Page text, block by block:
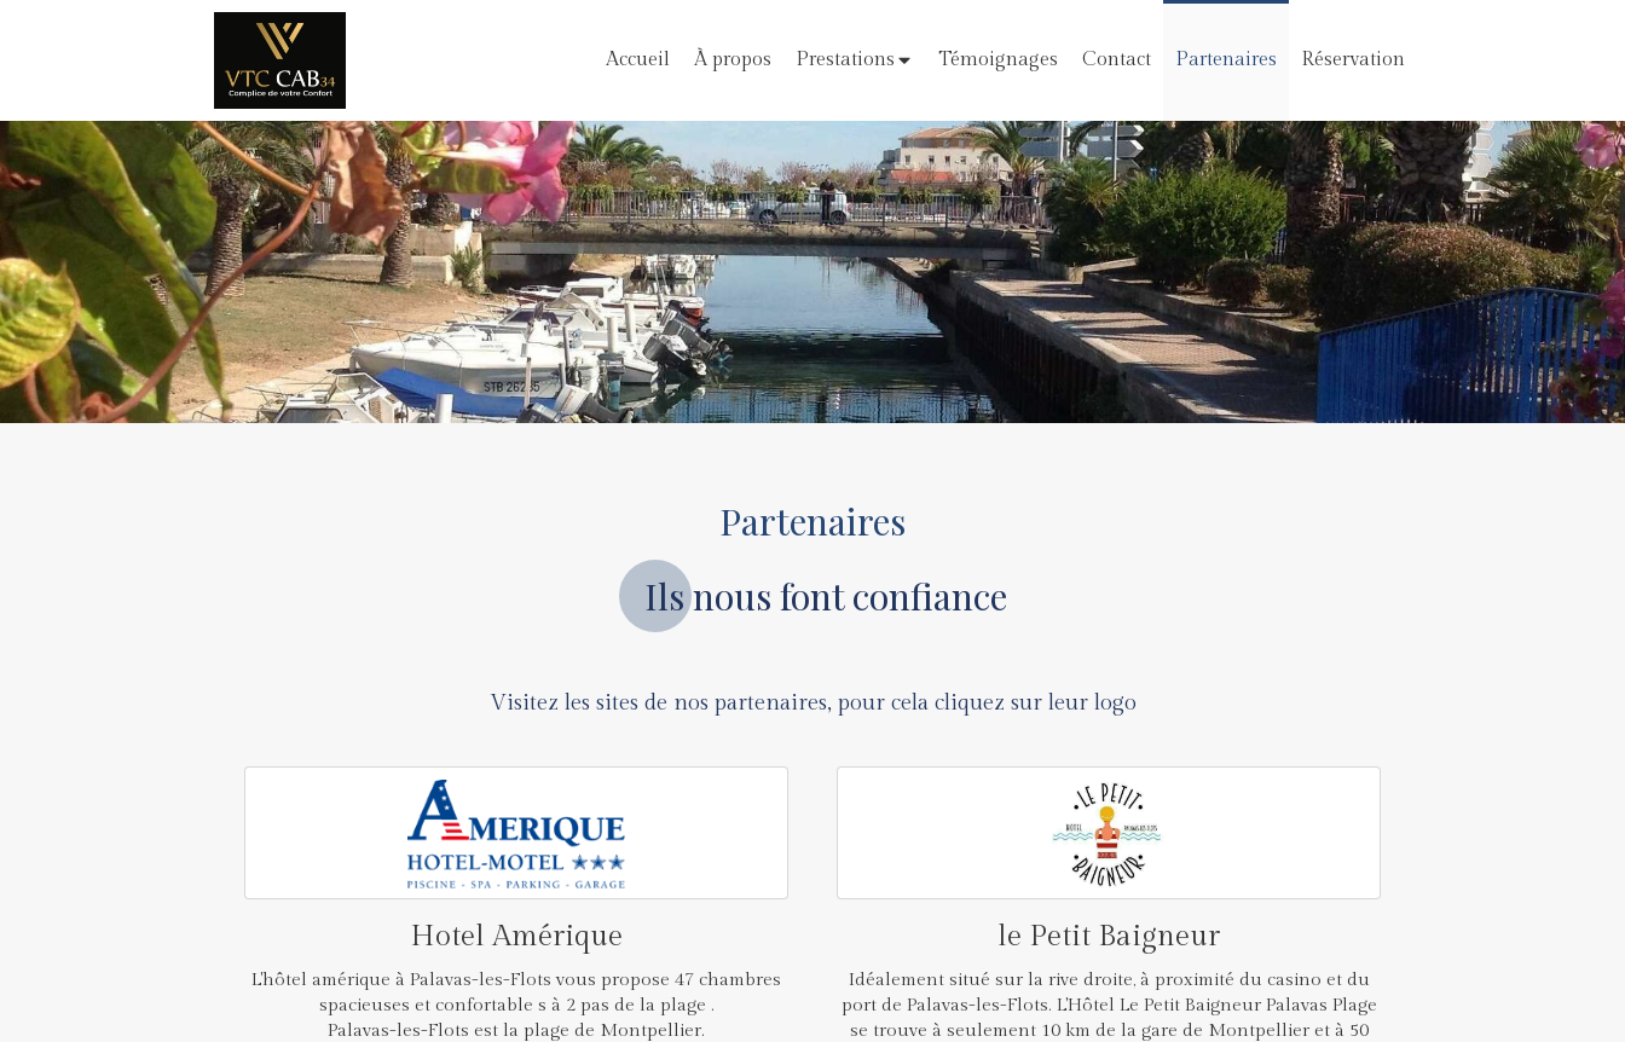
Accueil À propos Prestations Témoignages Contact Partenaires Réservation
Partenaires
Ils nous font confiance
Visitez les sites de nos partenaires, pour cela cliquez sur leur logo
Hotel Amérique
L'hôtel amérique à Palavas-les-Flots vous propose 47 chambres
spacieuses et confortable s à 2 pas de la plage .
Palavas-les-Flots est la plage de Montpellier.
le Petit Baigneur
Idéalement situé sur la rive droite, à proximité du casino et du
port de Palavas-les-Flots. L'Hôtel Le Petit Baigneur Palavas Plage
se trouve à seulement 10 km de la gare de Montpellier et à 50